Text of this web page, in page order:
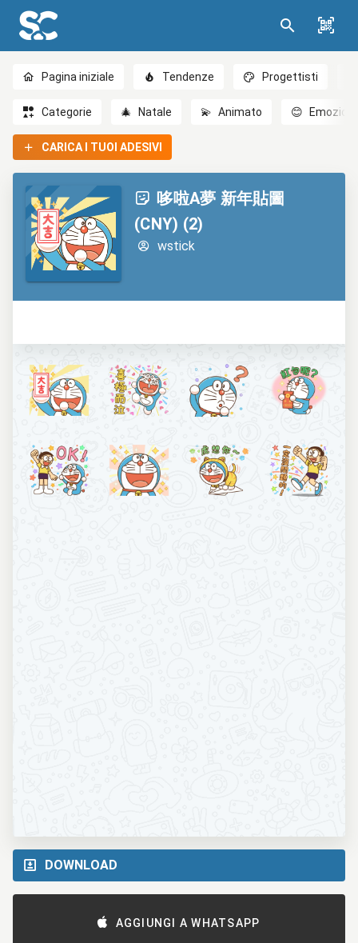
Pagina iniziale Tendenze Progettisti
Categorie 🎄 Natale 💫 Animato 😊 Emozioni
CARICA I TUOI ADESIVI
哆啦A夢 新年貼圖
(CNY) (2)
wstick
DOWNLOAD
AGGIUNGI A WHATSAPP